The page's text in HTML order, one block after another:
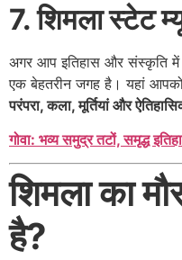
7. शिमला स्टेट
अगर आप इतिहास और संस्कृति
एक बेहतरीन जगह है। यहां
परंपरा, कला, मूर्तियां और
गोवा: भव्य समुद्र तटों, समृद्ध
शिमला का
है?